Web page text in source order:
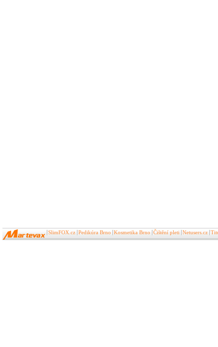
SlimFOX.cz Pedikúra Brno Kosmetika Brno Čištění pleti Netusers.cz